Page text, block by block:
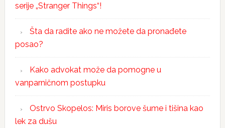
serije „Stranger Things“!
Šta da radite ako ne možete da pronađete
posao?
Kako advokat može da pomogne u
vanparničnom postupku
Ostrvo Skopelos: Miris borove šume i tišina kao
lek za dušu